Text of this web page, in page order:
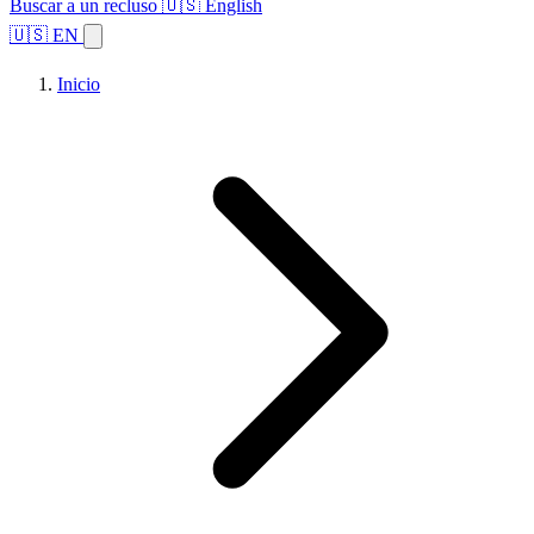
Buscar a un recluso 🇺🇸 English
🇺🇸 EN
Inicio